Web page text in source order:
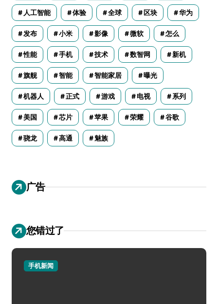
人工智能 体验 全球 区块 华为
发布 小米 影像 微软 怎么
性能 手机 技术 数智网 新机
旗舰 智能 智能家居 曝光
机器人 正式 游戏 电视 系列
美国 芯片 苹果 荣耀 谷歌
骁龙 高通 魅族
广告
您错过了
手机新闻